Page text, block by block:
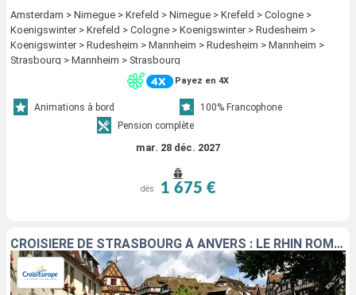
Amsterdam > Nimegue > Krefeld > Nimegue > Krefeld > Cologne >
Koenigswinter > Krefeld > Cologne > Koenigswinter > Rudesheim >
Koenigswinter > Rudesheim > Mannheim > Rudesheim > Mannheim >
Strasbourg > Mannheim > Strasbourg
Payez en 4X
Animations à bord
100% Francophone
Pension complète
mar. 28 déc. 2027
dès 1 675 €
CROISIÈRE DE STRASBOURG À ANVERS : LE RHIN ROMANTIQUE ET LA HOLLANDE